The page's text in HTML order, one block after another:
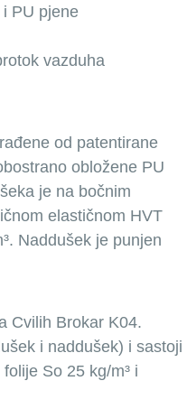
PU pjene
vazduha
od patentirane
obložene PU
je na bočnim
elastičnom HVT
Naddušek je punjen
Cvilih Brokar K04.
i naddušek) i sastoji
So 25 kg/m³ i